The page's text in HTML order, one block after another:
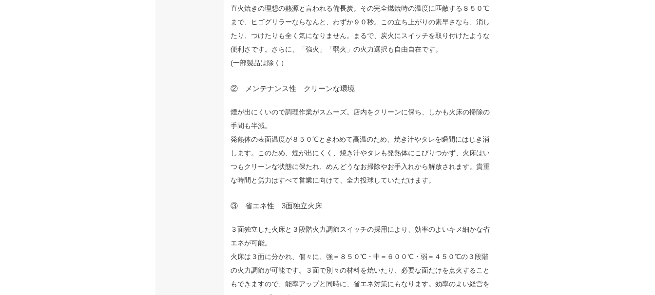
直火焼きの理想の熱源と言われる備長炭。その完全燃焼時の温度に匹敵する８５０℃
まで、ヒゴグリラーならなんと、わずか９０秒。この立ち上がりの素早さなら、消し
たり、つけたりも全く気になりません。まるで、炭火にスイッチを取り付けたような
便利さです。さらに、「強火」「弱火」の火力選択も自由自在です。
(一部製品は除く）
② メンテナンス性 クリーンな環境
煙が出にくいので調理作業がスムーズ。店内をクリーンに保ち、しかも火床の掃除の
手間も半減。
発熱体の表面温度が８５０℃ときわめて高温のため、焼き汁やタレを瞬間にはじき消
します。このため、煙が出にくく、焼き汁やタレも発熱体にこびりつかず、火床はい
つもクリーンな状態に保たれ、めんどうなお掃除やお手入れから解放されます。貴重
な時間と労力はすべて営業に向けて、全力投球していただけます。
③ 省エネ性 3面独立火床
３面独立した火床と３段階火力調節スイッチの採用により、効率のよいキメ細かな省
エネが可能。
火床は３面に分かれ、個々に、強＝８５０℃・中＝６００℃・弱＝４５０℃の３段階
の火力調節が可能です。３面で別々の材料を焼いたり、必要な面だけを点火すること
もできますので、能率アップと同時に、省エネ対策にもなります。効率のよい経営を